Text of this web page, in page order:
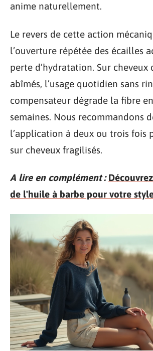
anime naturellement.
Le revers de cette action
l’ouverture répétée des écailles
perte d’hydratation. Sur cheveux
abîmés, l’usage quotidien sans
compensateur dégrade la fibre
semaines. Nous recommandons
l’application à deux ou trois fois
sur cheveux fragilisés.
A lire en complément :
de l'huile à barbe pour votre